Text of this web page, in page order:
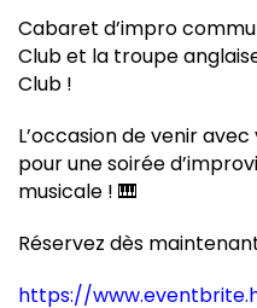
Cabaret d’impro
Club et la troupe
Club !
L’occasion de venir
pour une soirée
musicale ! 🎹
Réservez dès
https://